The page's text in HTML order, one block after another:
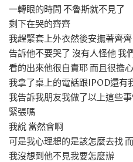
一轉眼的時間 不魯斯就不見了
剩下在哭的齊齊
我趕緊套上外衣然後安撫著齊齊
告訴他不要哭了 沒有人怪他 我
看的出來他很自責耶 而且很擔心
我拿了桌上的電話跟IPOD還有
我告訴我朋友我做了以上這些
緊張嗎
我說 當然會啊
可是我心理想的是該怎麼去找
我沒想到他不見我要怎麼辦